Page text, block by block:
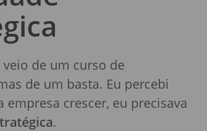
de um curso de
de um basta. Eu percebi
empresa crescer, eu precisava
.